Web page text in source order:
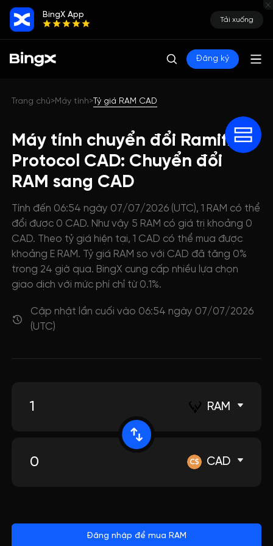
BingX App
Tải xuống
Đăng ký
Trang chủ>Máy tính>Tỷ giá RAM CAD
Máy tính chuyển đổi Ramifi
Protocol CAD: Chuyển đổi
RAM sang CAD
Tính đến 06:54 ngày 07/07/2026 (UTC), 1 RAM có thể
đổi được 0 CAD. Như vậy 5 RAM có giá trị khoảng 0
CAD. Theo tỷ giá hiện tại, 1 CAD có thể mua được
khoảng E RAM. Tỷ giá RAM so với CAD đã tăng 0%
trong 24 giờ qua. BingX cung cấp nhiều lựa chọn
giao dịch với mức phí chỉ từ 0.1%.
Cập nhật lần cuối vào 06:54 ngày 07/07/2026
(UTC)
RAM
CAD
Đăng nhập để mua RAM